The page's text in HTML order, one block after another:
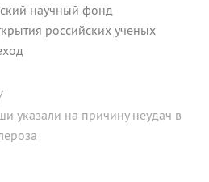
научный фонд
российских ученых
/
указали на причину неудач в